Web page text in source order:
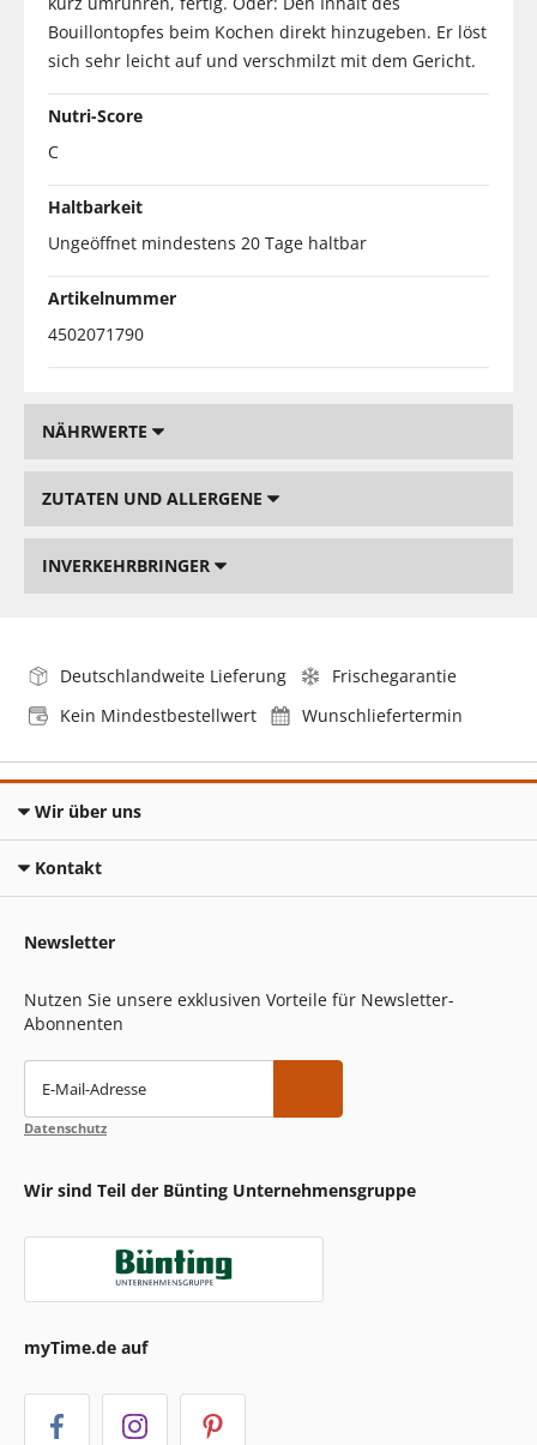
Bouillontopfes beim Kochen direkt hinzugeben. Er löst
sich sehr leicht auf und verschmilzt mit dem Gericht.
Nutri-Score
C
Haltbarkeit
Ungeöffnet mindestens 20 Tage haltbar
Artikelnummer
4502071790
NÄHRWERTE
ZUTATEN UND ALLERGENE
INVERKEHRBRINGER
Deutschlandweite Lieferung
Frischegarantie
Kein Mindestbestellwert
Wunschliefertermin
Wir über uns
Kontakt
Newsletter
Nutzen Sie unsere exklusiven Vorteile für Newsletter-
Abonnenten
E-Mail-Adresse
Datenschutz
Wir sind Teil der Bünting Unternehmensgruppe
myTime.de auf